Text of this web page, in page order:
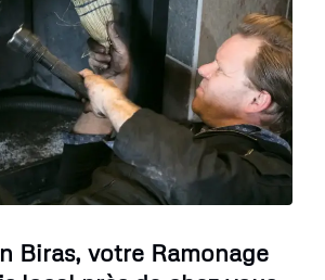
Biras, votre Ramonage